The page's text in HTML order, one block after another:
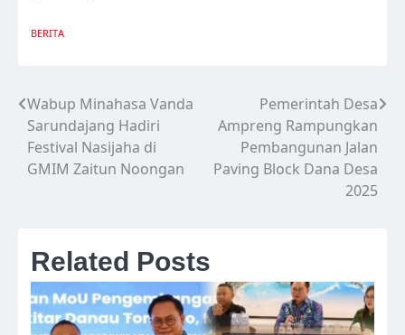
BERITA
Navigasi
pos
Wabup Minahasa Vanda
Sarundajang Hadiri
Festival Nasijaha di
GMIM Zaitun Noongan
Pemerintah Desa
Ampreng Rampungkan
Pembangunan Jalan
Paving Block Dana Desa
2025
Related Posts